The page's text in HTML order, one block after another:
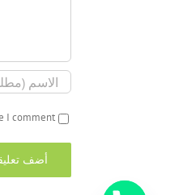
I comment.